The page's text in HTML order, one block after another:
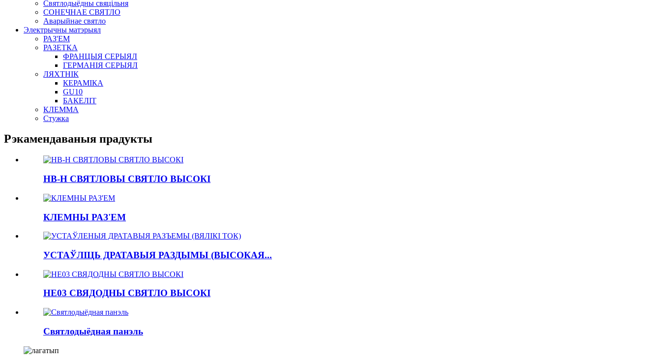
Святлодыёдны свяцільня
СОНЕЧНАЕ СВЯТЛО
Аварыйнае святло
Электрычны матэрыял
РАЗ'ЕМ
РАЗЕТКА
ФРАНЦЫЯ СЕРЫЯЛ
ГЕРМАНІЯ СЕРЫЯЛ
ЛЯХТНІК
КЕРАМІКА
GU10
БАКЕЛІТ
КЛЕММА
Стужка
Рэкамендаваныя прадукты
HB-H СВЯТЛОВЫ СВЯТЛО ВЫСОКІ
КЛЕМНЫ РАЗ'ЕМ
УСТАЎЛІЦЬ ДРАТАВЫЯ РАЗДЫМЫ (ВЫСОКАЯ...
HE03 СВЯДОДНЫ СВЯТЛО ВЫСОКІ
Святлодыёдная панэль